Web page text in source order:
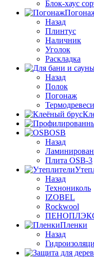
Блок-хаус
Назад
Плинтус
Наличник
Уголок
Раскладка
Назад
Полок
Погонаж
OSB
Назад
Плита OSB-3
Назад
Технониколь
IZOBEL
Rockwool
Пленки
Назад